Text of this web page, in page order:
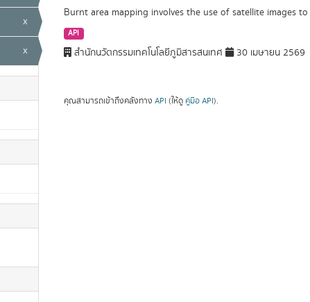
x
x
Burnt area mapping involves the use of satellite images
API
สำนักนวัตกรรมเทคโนโลยีภูมิสารสนเทศ 30 เมษายน 2569
คุณสามารถเข้าถึงคลังทาง API (ให้ดู คู่มือ API).